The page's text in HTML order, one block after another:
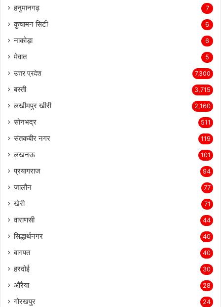
हनुमानगढ़ 7
कुचामन सिटी 6
नाकोड़ा 6
मेवात 5
उत्तर प्रदेश 7,300
बस्ती 3,715
लखीमपुर खीरी 2,160
सोनभद्र 511
संतकबीर नगर 119
लखनऊ 101
प्रयागराज 94
जालौन 77
खेरी 71
वाराणसी 44
सिद्धार्थनगर 40
बागपत 40
हरदोई 30
औरैया 28
गोरखपुर 24